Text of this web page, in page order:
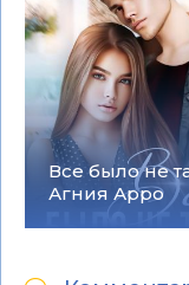
Все было не
Агния Арро